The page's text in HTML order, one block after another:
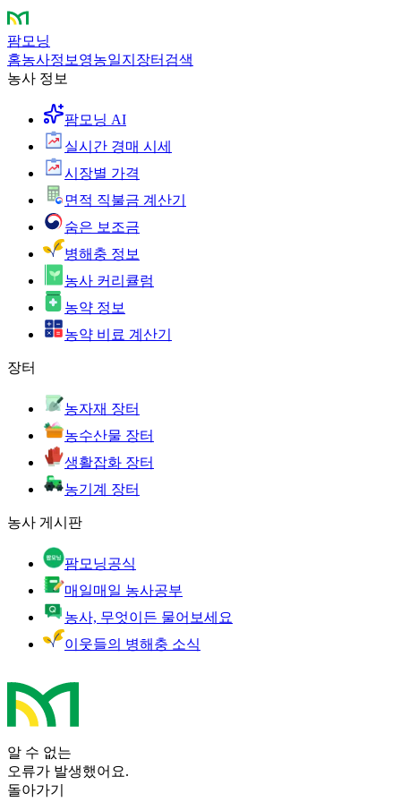
팜모닝
홈농사정보 영농일지 장터 검색
농사 정보
팜모닝 AI
실시간 경매 시세
시장별 가격
면적 직불금 계산기
숨은 보조금
병해충 정보
농사 커리큘럼
농약 정보
농약 비료 계산기
장터
농자재 장터
농수산물 장터
생활잡화 장터
농기계 장터
농사 게시판
팜모닝공식
매일매일 농사공부
농사, 무엇이든 물어보세요
이웃들의 병해충 소식
알 수 없는
오류가 발생했어요.
돌아가기